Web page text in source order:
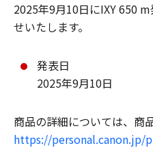
2025年9月10日にIXY 650
せいたします。
発表日
2025年9月10日
商品の詳細については、商
https://